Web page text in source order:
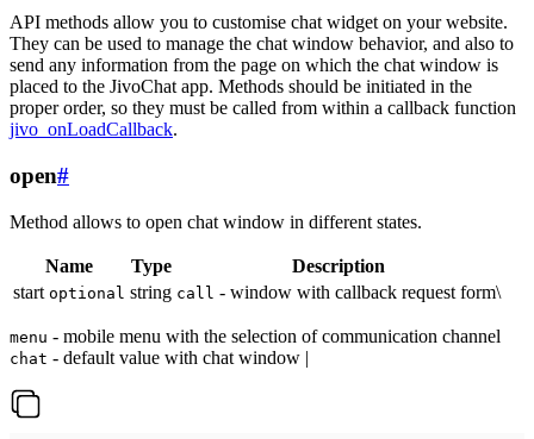
API methods allow you to customise chat widget on your website.
They can be used to manage the chat window behavior, and also to
send any information from the page on which the chat window is
placed to the JivoChat app. Methods should be initiated in the
proper order, so they must be called from within a callback function
jivo_onLoadCallback.
open#
Method allows to open chat window in different states.
Name Type
Description
start optional string call - window with callback request form\
menu - mobile menu with the selection of communication channel
chat - default value with chat window |